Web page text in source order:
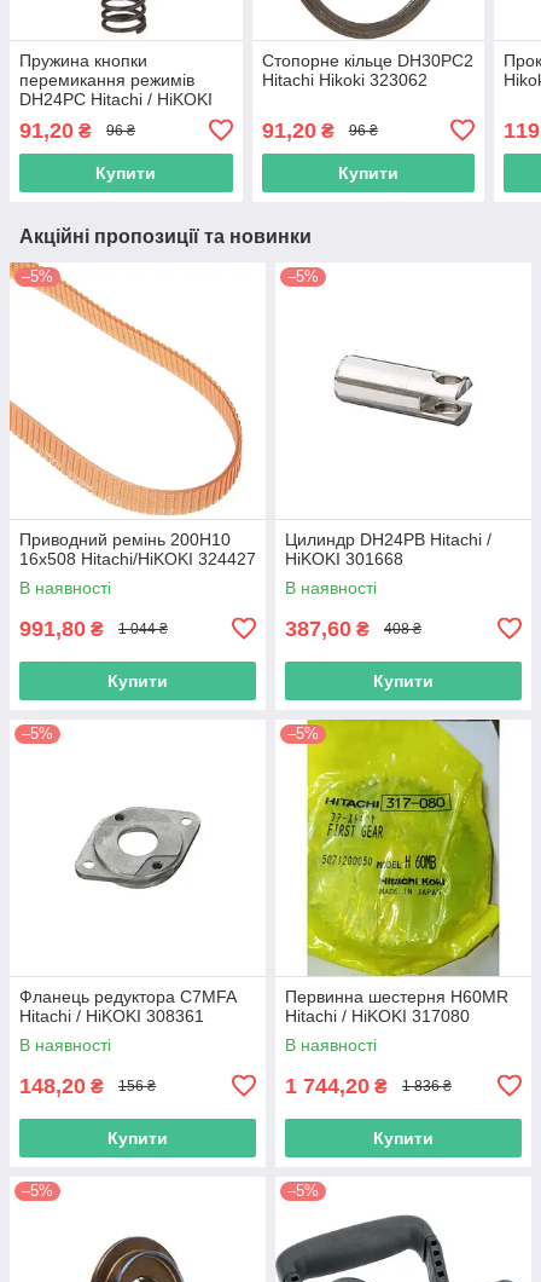
Пружина кнопки
перемикання режимів
DH24PC Hitachi / HiKOKI
91,20 ₴ 96 ₴
Купити
Стопорне кільце DH30PC2
Hitachi Hikoki 323062
91,20₴ 96 ₴
Купити
Акційні пропозиції та новинки
–5%
Приводний ремінь 200Н10
16х508 Hitachi/HiKOKI 324427
В наявності
991,80 ₴ 1 044 ₴
Купити
–5%
Цилиндр DH24PB Hitachi /
HiKOKI 301668
В наявності
387,60 ₴ 408 ₴
Купити
–5%
Фланець редуктора C7MFA
Hitachi / HiKOKI 308361
В наявності
148,20 ₴ 156 ₴
Купити
–5%
Первинна шестерня H60MR
Hitachi / HiKOKI 317080
В наявності
1 744,20 ₴ 1 836 ₴
Купити
–5% –5%